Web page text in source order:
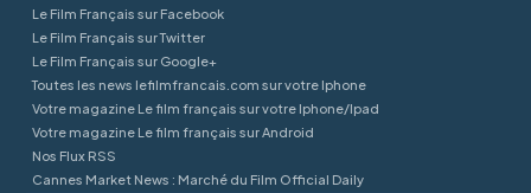
Le Film Français sur Facebook
Le Film Français sur Twitter
Le Film Français sur Google+
Toutes les news lefilmfrancais.com sur votre Iphone
Votre magazine Le film français sur votre Iphone/Ipad
Votre magazine Le film français sur Android
Nos Flux RSS
Cannes Market News : Marché du Film Official Daily